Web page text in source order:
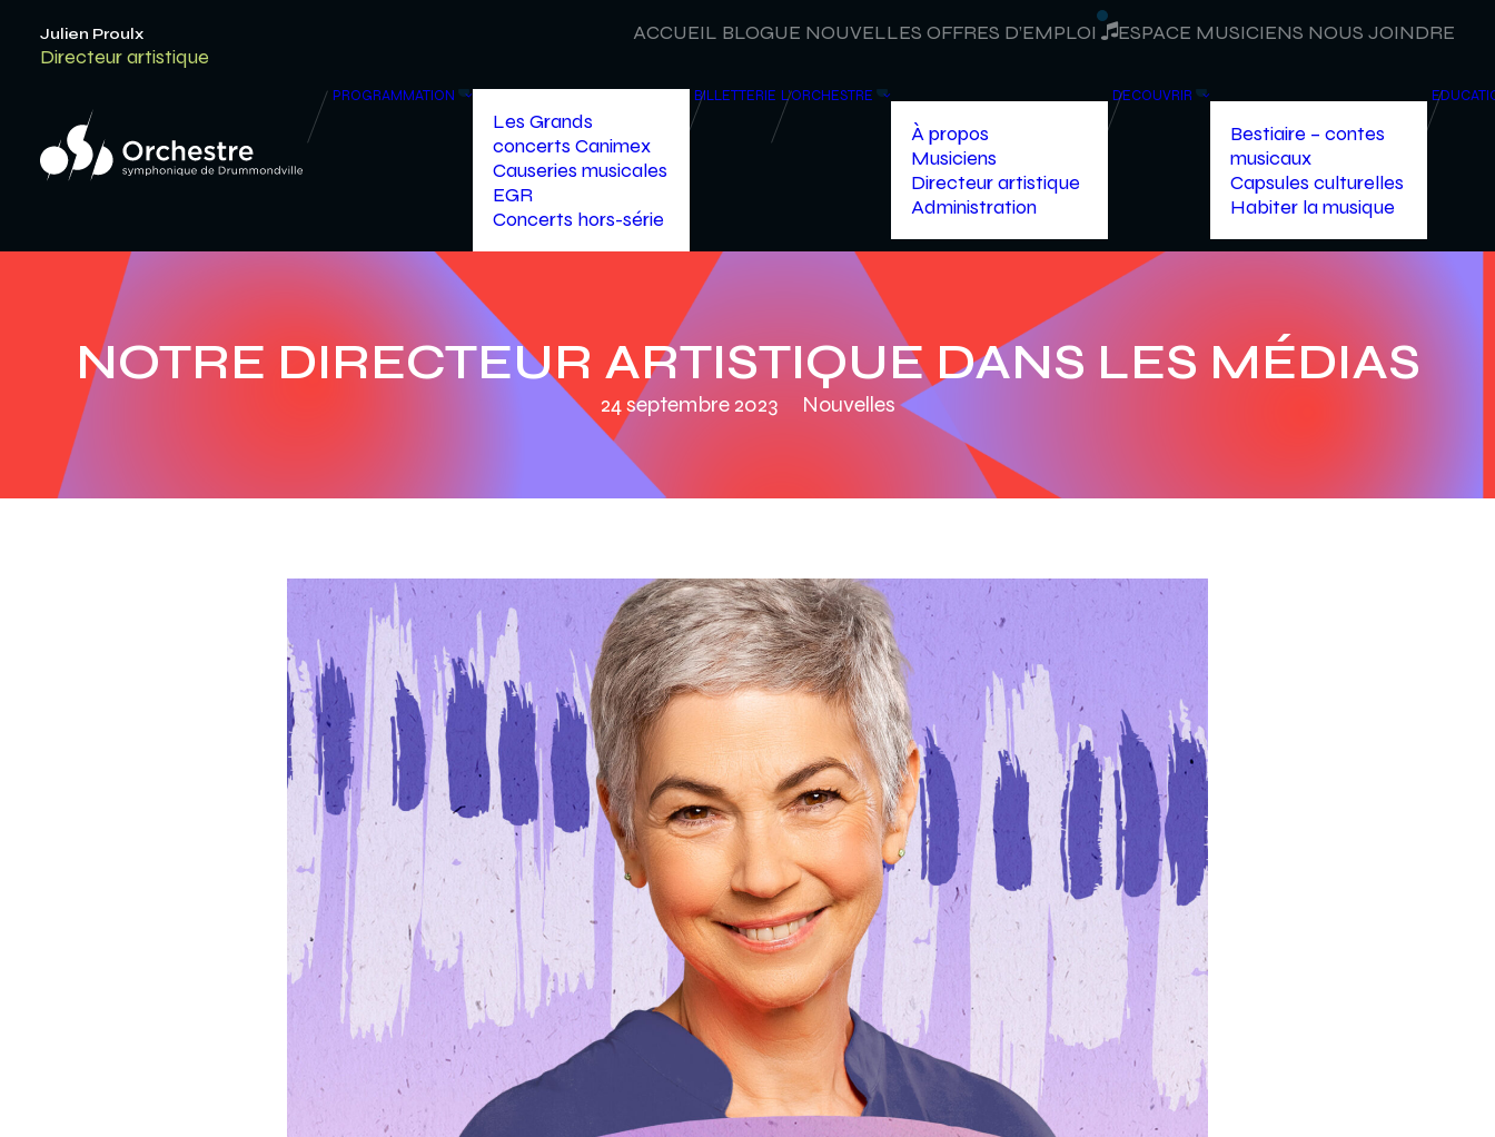
Julien Proulx
Directeur artistique
ACCUEIL BLOGUE NOUVELLES OFFRES D’EMPLOI ESPACE MUSICIENS NOUS JOINDRE
PROGRAMMATION
Les Grands
concerts Canimex
Causeries musicales
EGR
Concerts hors-série
BILLETTERIE L’ORCHESTRE
À propos
Musiciens
Directeur artistique
Administration
DÉCOUVRIR
Bestiaire – contes
musicaux
Capsules culturelles
Habiter la musique
NOTRE DIRECTEUR ARTISTIQUE DANS LES MÉDIAS
24 septembre 2023 Nouvelles